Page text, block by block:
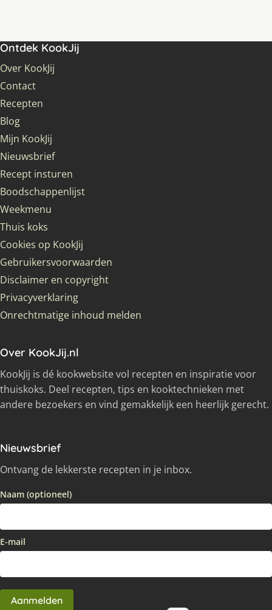
Ontdek KookJij
Over KookJij
Contact
Recepten
Blog
Mijn KookJij
Nieuwsbrief
Recept insturen
Boodschappenlijst
Weekmenu
Thuis koks
Cookies op KookJij
Gebruikersvoorwaarden
Disclaimer en copyright
Privacyverklaring
Onrechtmatige inhoud melden
Over KookJij.nl
KookJij is dé kookwebsite vol recepten en inspiratie voor
thuiskoks. Deel recepten, tips en kooktechnieken met
andere bezoekers en vind gemakkelijk een heerlijk gerecht.
Nieuwsbrief
Ontvang de lekkerste recepten in je inbox.
Naam (optioneel)
E-mail
Aanmelden